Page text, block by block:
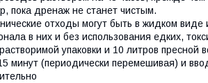
пока дренаж не станет чистым.
отходы могут быть в жидком виде и
в них и без использования едких,
упаковки и 10 литров
минут (периодически перемешивая) и